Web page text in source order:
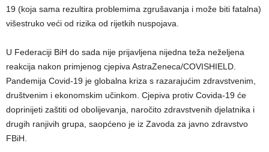
19 (koja sama rezultira problemima zgrušavanja i može biti fatalna)
višestruko veći od rizika od rijetkih nuspojava.
U Federaciji BiH do sada nije prijavljena nijedna teža neželjena
reakcija nakon primjenog cjepiva AstraZeneca/COVISHIELD.
Pandemija Covid-19 je globalna kriza s razarajućim zdravstvenim,
društvenim i ekonomskim učinkom. Cjepiva protiv Covida-19 će
doprinijeti zaštiti od obolijevanja, naročito zdravstvenih djelatnika i
drugih ranjivih grupa, saopćeno je iz Zavoda za javno zdravstvo
FBiH.